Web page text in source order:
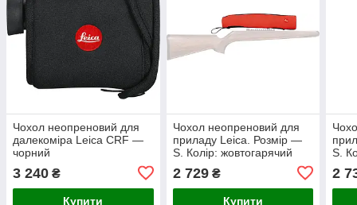
Чохол неопреновий для
далекоміра Leica CRF —
чорний
3 240 ₴
Купити
Чохол неопреновий для
приладу Leica. Розмір —
S. Колір: жовтогарячий
2 729₴
Купити
S.
2